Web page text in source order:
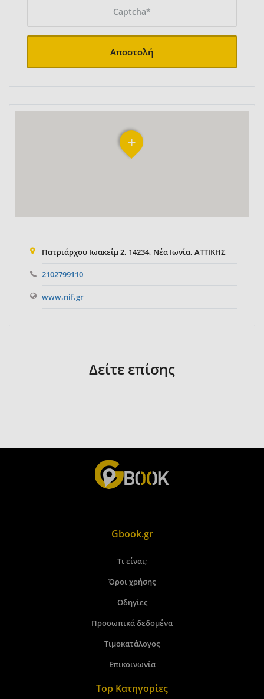
Αποστολή
Πατριάρχου Ιωακείμ 2, 14234, Νέα Ιωνία, ΑΤΤΙΚΗΣ
2102799110
www.nif.gr
Δείτε επίσης
Gbook.gr
Τι είναι;
Όροι χρήσης
Οδηγίες
Προσωπικά δεδομένα
Τιμοκατάλογος
Επικοινωνία
Top Κατηγορίες